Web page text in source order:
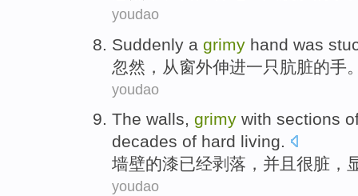
youdao
Suddenly a grimy hand was
忽然 ， 从窗外伸进一 只肮脏的手
youdao
The walls, grimy with sections
decades of hard living.
墙壁的漆已经剥落 ， 并且很脏 ，
youdao